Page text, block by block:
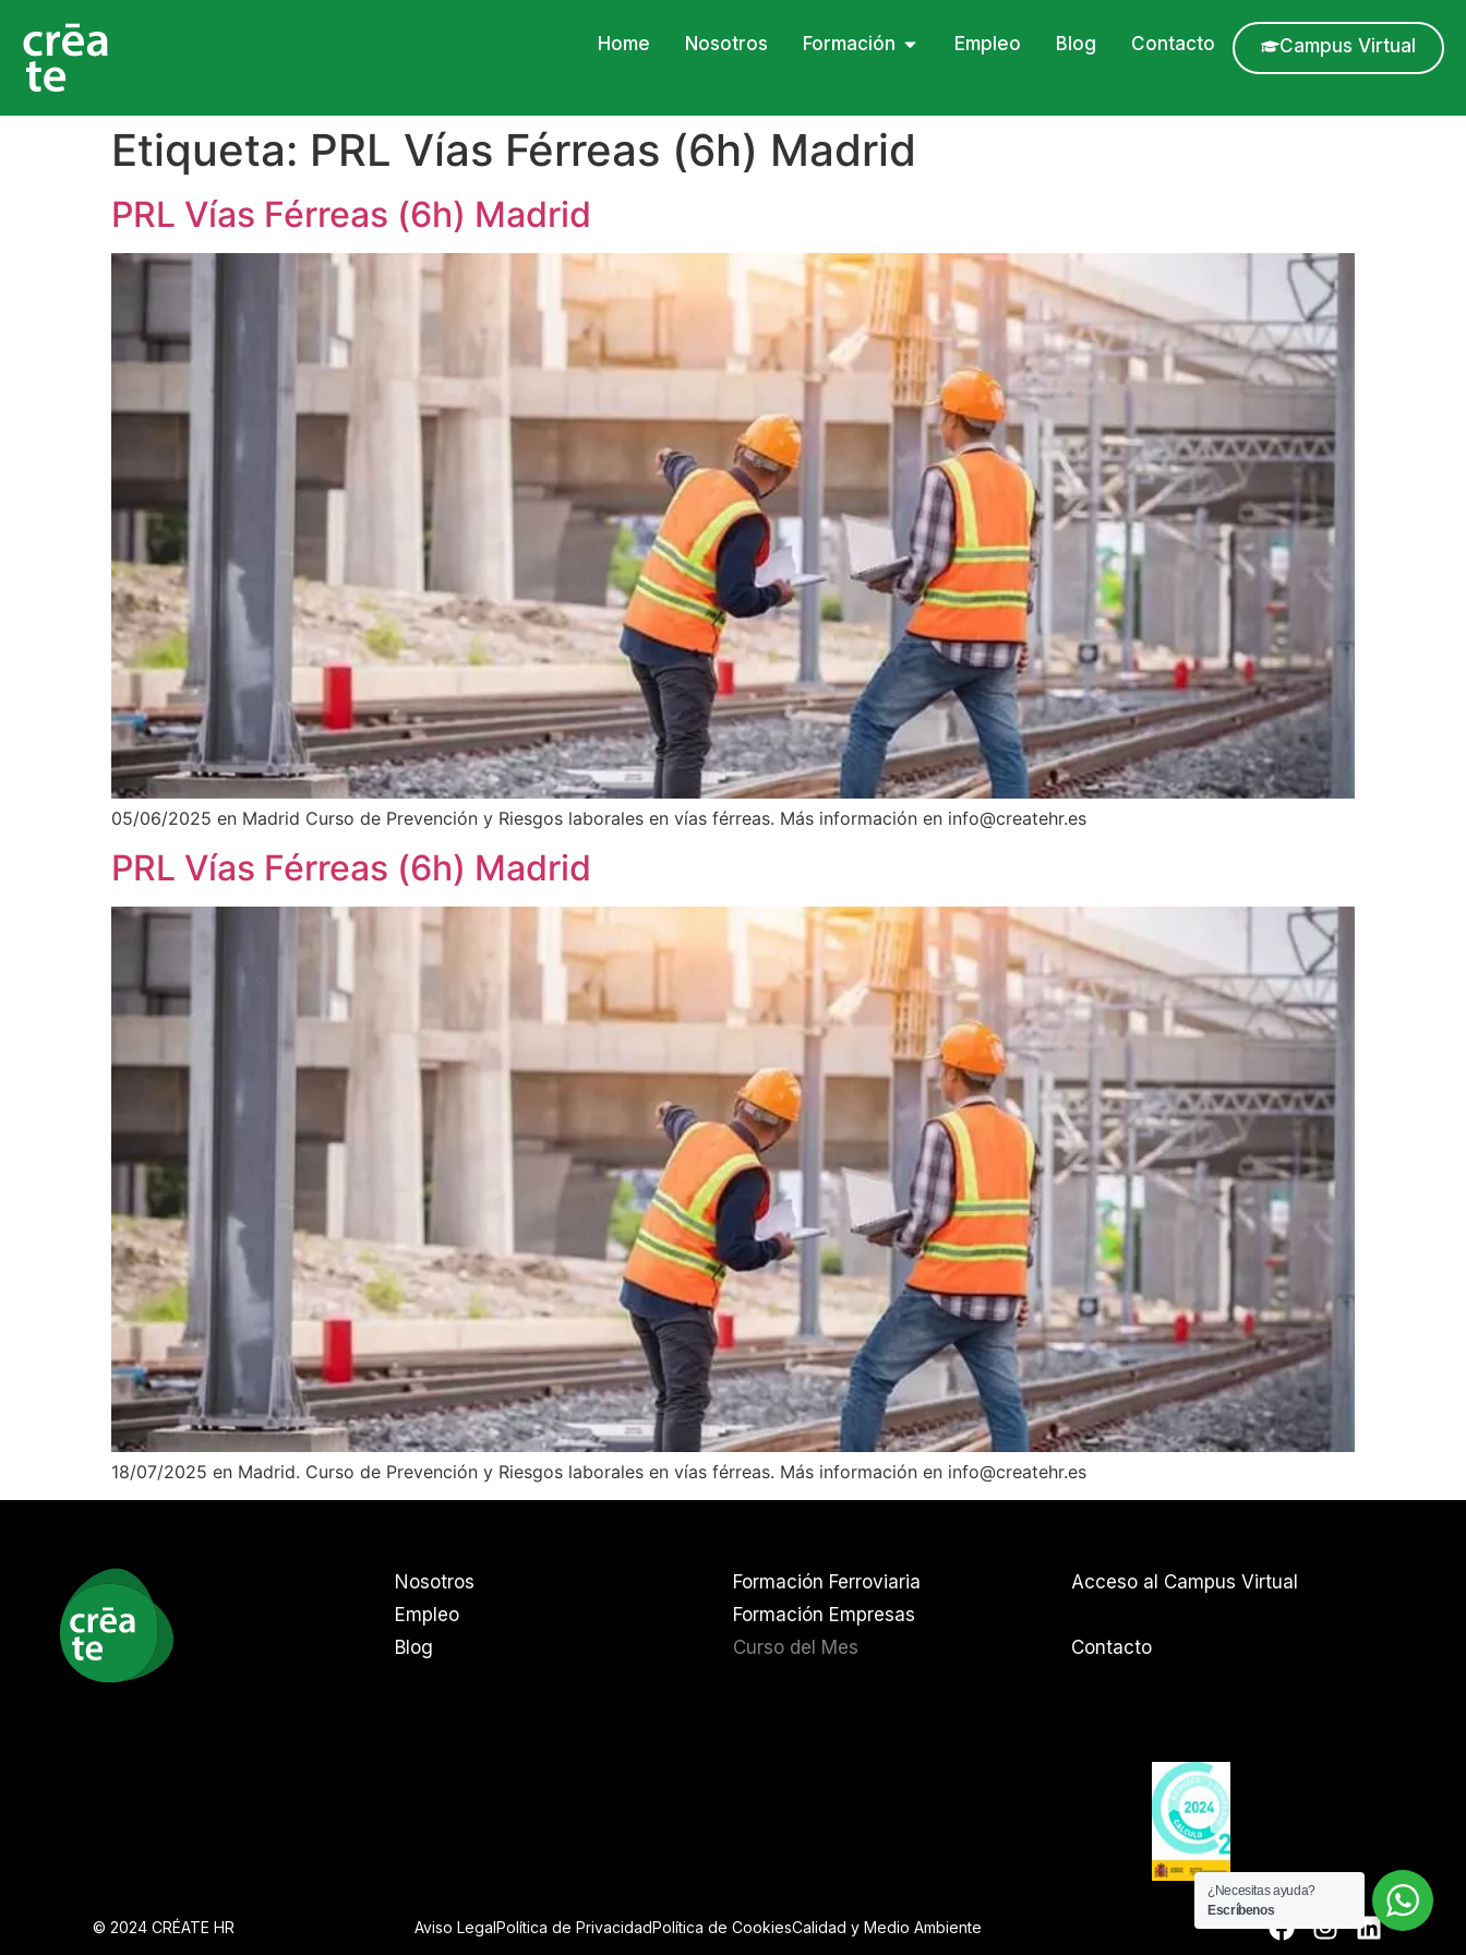
Home Nosotros Formación Empleo Blog Contacto Campus Virtual
Etiqueta: PRL Vías Férreas (6h) Madrid
PRL Vías Férreas (6h) Madrid
05/06/2025 en Madrid Curso de Prevención y Riesgos laborales en vías férreas. Más información en info@createhr.es
PRL Vías Férreas (6h) Madrid
18/07/2025 en Madrid. Curso de Prevención y Riesgos laborales en vías férreas. Más información en info@createhr.es
Nosotros
Empleo
Blog
Formación Ferroviaria
Formación Empresas
Curso del Mes
Acceso al Campus Virtual
Contacto
© 2024 CRÉATE HR Aviso LegalPolítica de PrivacidadPolítica de CookiesCalidad y Medio Ambiente
¿Necesitas ayuda?
Escríbenos